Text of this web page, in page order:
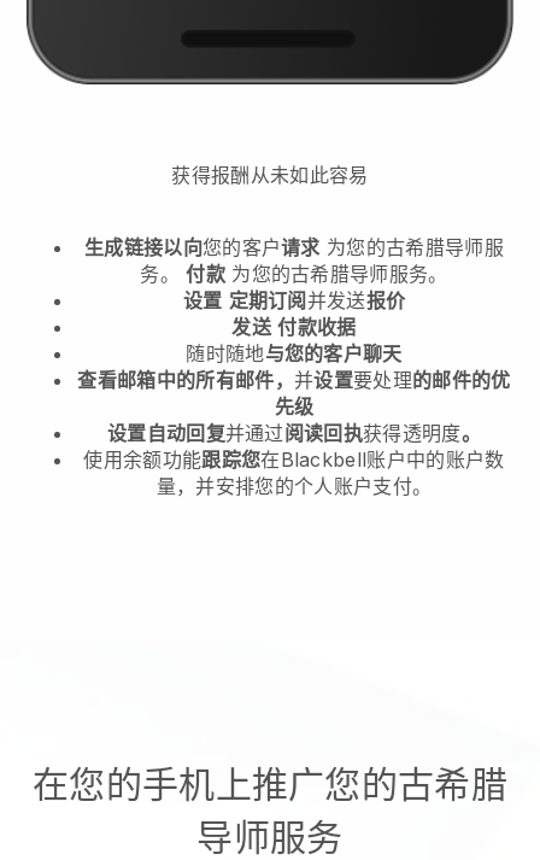
获得报酬从未如此容易
生成链接以向您的客户请求 为您的古希腊导师服
务。
付款 为您的古希腊导师服务。
设置 定期订阅并发送报价
发送 付款收据
随时随地与您的客户聊天
查看邮箱中的所有邮件， 并设置要处理的邮件的优
先级
设置自动回复并通过阅读回执获得透明度。
使用余额功能跟踪您在Blackbell账户中的账户数
量，并安排您的个人账户支付。
在您的手机上推广您的古希腊
导师服务